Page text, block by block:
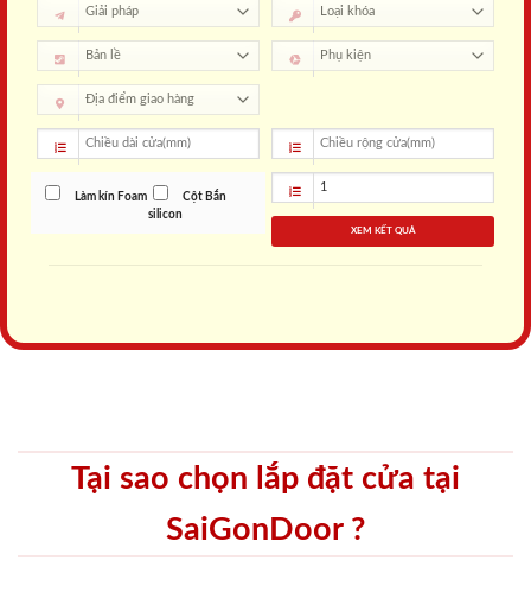
Làm kín Foam
Cột Bắn
silicon
XEM KẾT QUẢ
Tại sao chọn lắp đặt cửa tại
SaiGonDoor ?